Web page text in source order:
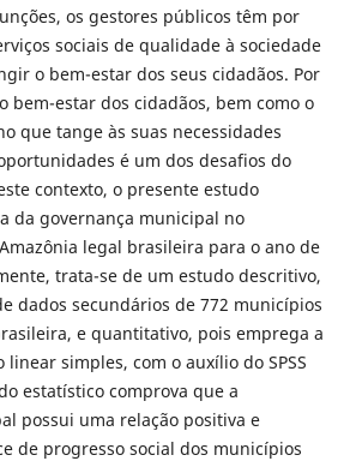
os gestores públicos têm por
sociais de qualidade à sociedade
o bem-estar dos seus cidadãos. Por
bem-estar dos cidadãos, bem como o
que tange às suas necessidades
é um dos desafios do
contexto, o presente estudo
da governança municipal no
legal brasileira para o ano de
trata-se de um estudo descritivo,
dados secundários de 772 municípios
e quantitativo, pois emprega a
simples, com o auxílio do SPSS
estatístico comprova que a
possui uma relação positiva e
de progresso social dos municípios